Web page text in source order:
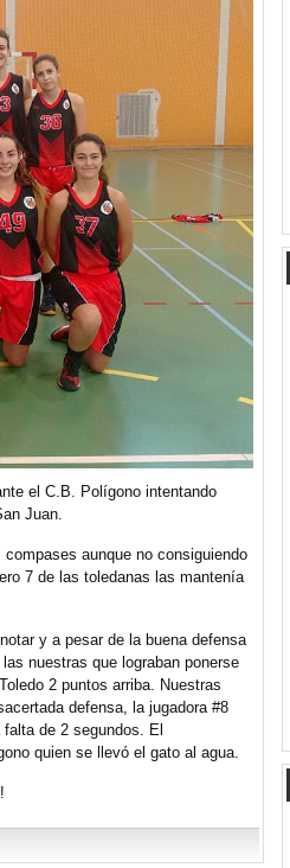
el C.B. Polígono intentando
Juan.
aunque no consiguiendo
7 de las toledanas las mantenía
y a pesar de la buena defensa
nuestras que lograban ponerse
2 puntos arriba. Nuestras
defensa, la jugadora #8
de 2 segundos. El
quien se llevó el gato al agua.